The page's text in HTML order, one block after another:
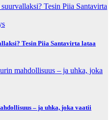
Tesin Piia Santavirta lataa
– ja uhka, joka vaatii